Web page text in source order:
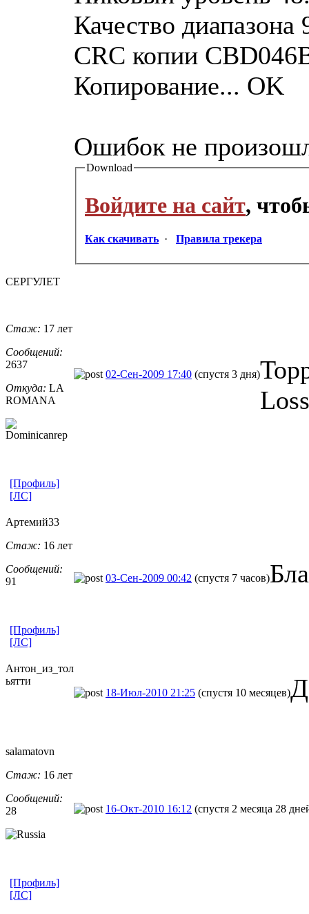
Качество диапазона
CRC копии
Копирование... OK
Ошибок не
Download
Войдите на сайт,
Как скачивать · Правила трекера
СЕРГУЛЕТ
Стаж: 17 лет
Сообщений:
2637
Откуда: LA
ROMANA
02-Сен-2009 17:40 (спустя 3 дня)
[Профиль]
[ЛС]
Артемий33
Стаж: 16 лет
Сообщений:
91
03-Сен-2009 00:42 (спустя 7 часов)
[Профиль]
[ЛС]
Антон_из_тол
ьятти
18-Июл-2010 21:25 (спустя 10 месяцев)
salamatovn
Стаж: 16 лет
Сообщений:
28
16-Окт-2010 16:12 (спустя 2 месяца 28
[Профиль]
[ЛС]